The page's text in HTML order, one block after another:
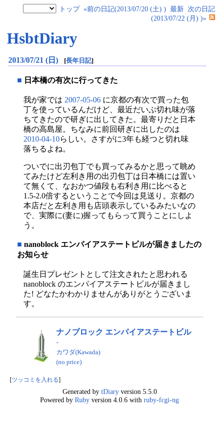
トップ «前の日記(2013/07/20 (土) ) 最新 次の日記
(2013/07/22 (月) )»
HsbtDiary
2013/07/21 (日) [長年日記]
■ 日本橋の有次に行ってきた
我が家では 2007-05-06 に京都の有次で買った包
丁を使っているんだけど、最近だいぶ切れ味が落
ちてきたので研ぎに出してきた。最寄りだと日本
橋の高島屋。ちなみに前回研ぎに出したのは
2010-04-10らしい。さすがに3年も経つと切れ味
落ちるよね。
ついでに出刃包丁でも買ってみるかと思って眺め
てみたけど左利き用の出刃包丁は日本橋には置い
て無くて、なおかつ値段も右利き用に比べると
1.5-2.0倍するということで今回は見送り。京都の
本店だと左利き用も店頭表示しているみたいなの
で、実際に(妻に)握ってもらって買うことにしよ
う。
■ nanoblock エンパイアステートビルが届きましたの
お知らせ
誕生日プレゼントとして注文されたと思われる
nanoblock のエンパイアステートビルが届きまし
た! どなたかわかりませんがありがとうございま
す。
ナノブロック エンパイアステートビル
-
カワダ(Kawada)
(no price)
ツッコミを入れる
Generated by tDiaryversion 5.5.0
Powered by Ruby version 4.0.6 with ruby-fcgi-ng